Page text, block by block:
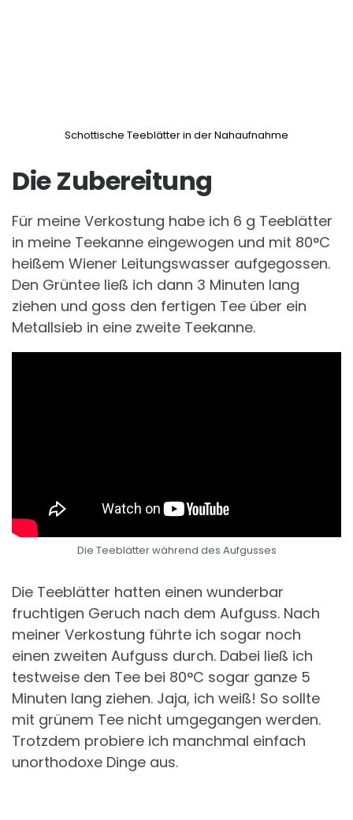
Schottische Teeblätter in der Nahaufnahme
Die Zubereitung
Für meine Verkostung habe ich 6 g Teeblätter
in meine Teekanne eingewogen und mit 80°C
heißem Wiener Leitungswasser aufgegossen.
Den Grüntee ließ ich dann 3 Minuten lang
ziehen und goss den fertigen Tee über ein
Metallsieb in eine zweite Teekanne.
Die Teeblätter während des Aufgusses
Die Teeblätter hatten einen wunderbar
fruchtigen Geruch nach dem Aufguss. Nach
meiner Verkostung führte ich sogar noch
einen zweiten Aufguss durch. Dabei ließ ich
testweise den Tee bei 80°C sogar ganze 5
Minuten lang ziehen. Jaja, ich weiß! So sollte
mit grünem Tee nicht umgegangen werden.
Trotzdem probiere ich manchmal einfach
unorthodoxe Dinge aus.